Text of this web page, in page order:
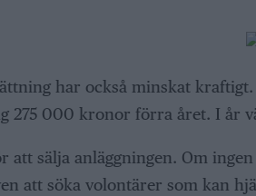
har också minskat
275 000 kronor förra året. I år
att sälja anläggningen. Om
att söka volontärer som kan